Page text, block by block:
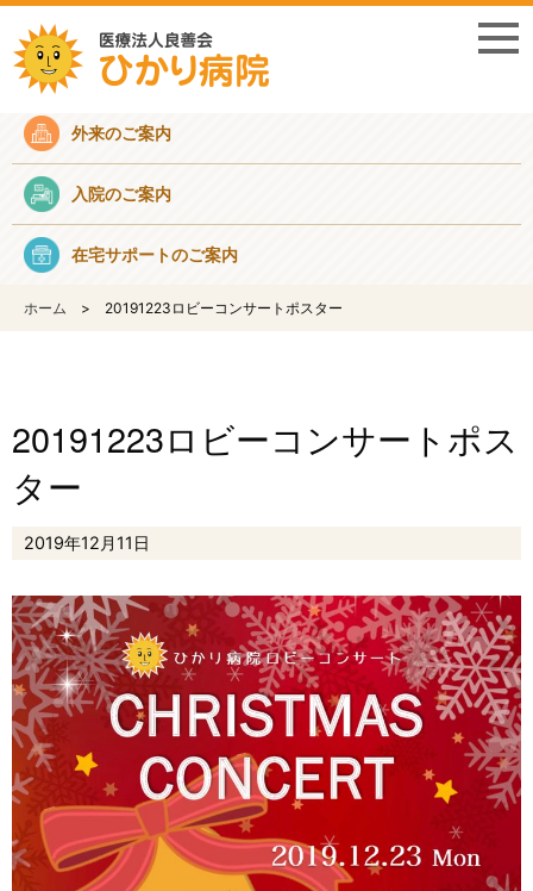
採用情報
外来のご案内
入院のご案内
在宅サポートのご案内
ホーム 20191223ロビーコンサートポスター
20191223ロビーコンサートポス
ター
2019年12月11日